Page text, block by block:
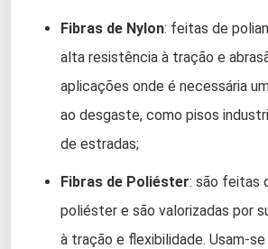
Fibras de Nylon: feitas de
alta resistência à tração e
aplicações onde é necessária
ao desgaste, como pisos
de estradas;
Fibras de Poliéster: são feitas
poliéster e são valorizadas por
à tração e flexibilidade. Usam-